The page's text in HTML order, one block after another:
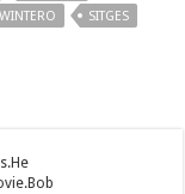
SITGES